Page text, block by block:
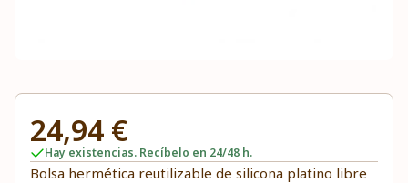
24,94 €
Hay existencias. Recíbelo en 24/48 h.
Bolsa hermética reutilizable de silicona platino libre